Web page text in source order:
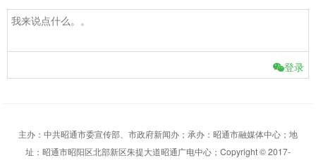
登录
主办：中共昭通市委宣传部、市政府新闻办；承办：昭通市融媒体中心；地
址：昭通市昭阳区北部新区朱提大道昭通广电中心；Copyright © 2017-